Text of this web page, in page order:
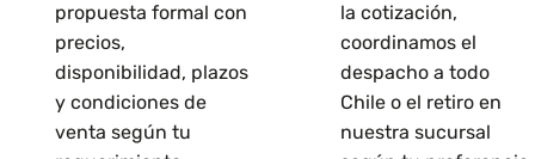
propuesta formal con
precios,
disponibilidad, plazos
y condiciones de
venta según tu
la cotización,
coordinamos el
despacho a todo
Chile o el retiro en
nuestra sucursal